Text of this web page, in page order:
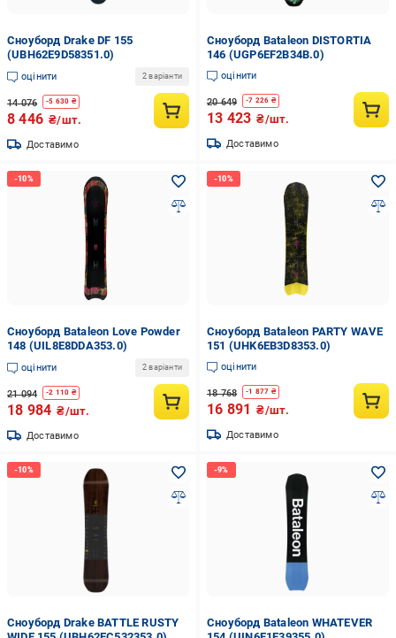
Сноуборд Drake DF 155
(UBH62E9D58351.0)
оцінити 2 варіанти
14 076 -5 630 ₴
8 446 ₴/шт.
Доставимо
Сноуборд Bataleon DISTORTIA
146 (UGP6EF2B34B.0)
оцінити
20 649 -7 226 ₴
13 423 ₴/шт.
Доставимо
Сноуборд Bataleon Love Powder
148 (UIL8E8DDA353.0)
оцінити 2 варіанти
21 094 -2 110 ₴
18 984 ₴/шт.
Доставимо
Сноуборд Bataleon PARTY WAVE
151 (UHK6EB3D8353.0)
оцінити
18 768 -1 877 ₴
16 891 ₴/шт.
Доставимо
Сноуборд Drake BATTLE RUSTY
Сноуборд Bataleon WHATEVER